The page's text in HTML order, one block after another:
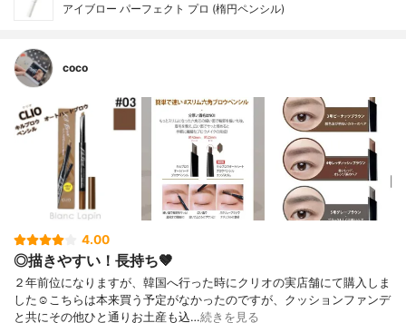
アイブロー パーフェクト プロ (楕円ペンシル)
coco
4.00
◎描きやすい！長持ち🤎
２年前位になりますが、韓国へ行った時にクリオの実店舗にて購入しま
した☺️こちらは本来買う予定がなかったのですが、クッションファンデ
と共にその他ひと通りお土産も込…続きを見る